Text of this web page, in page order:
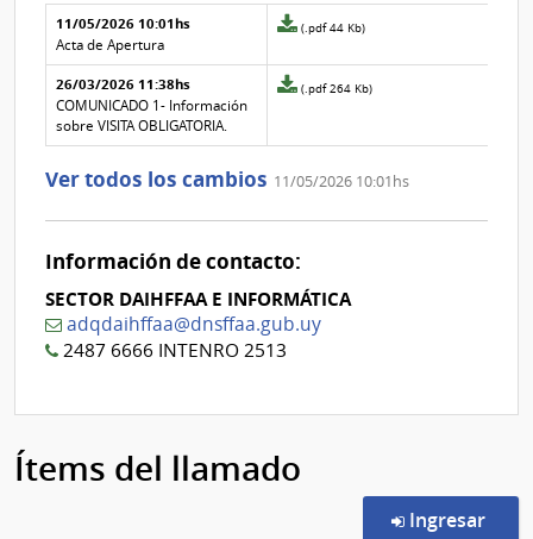
Aclaraciones del llamado
Fecha y
texto de
la
aclaración
Archivo
de la
aclaración
11/05/2026 10:01hs
Acta de Apertura
Archivo
de
la
1
(.pdf 44 Kb)
26/03/2026 11:38hs
COMUNICADO 1- Información
sobre VISITA OBLIGATORIA.
Archivo
la
Nº
(.pdf 264 Kb)
Ver todos los cambios 11/05/2026 10:01hs
Información de contacto:
SECTOR DAIHFFAA E INFORMÁTICA
adqdaihffaa@dnsffaa.gub.uy
2487 6666 INTENRO 2513
Ítems del llamado
Ingresar